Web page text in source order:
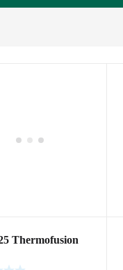
Thermofusion